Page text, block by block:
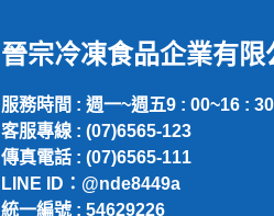
晉宗冷凍食品企業有限
服務時間 : 週一~週五9 : 00~16 : 30
客服專線 : (07)6565-123
傳真電話 : (07)6565-111
LINE ID：@nde8449a
統一編號 : 54629226